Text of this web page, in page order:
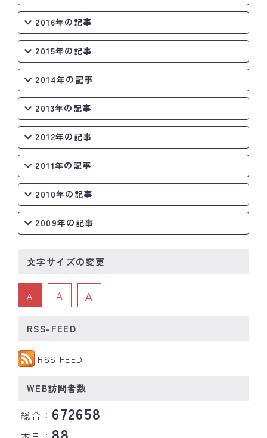
2016年の記事
2015年の記事
2014年の記事
2013年の記事
2012年の記事
2011年の記事
2010年の記事
2009年の記事
文字サイズの変更
A A A
RSS-FEED
RSS FEED
WEB訪問者数
総合： 672658